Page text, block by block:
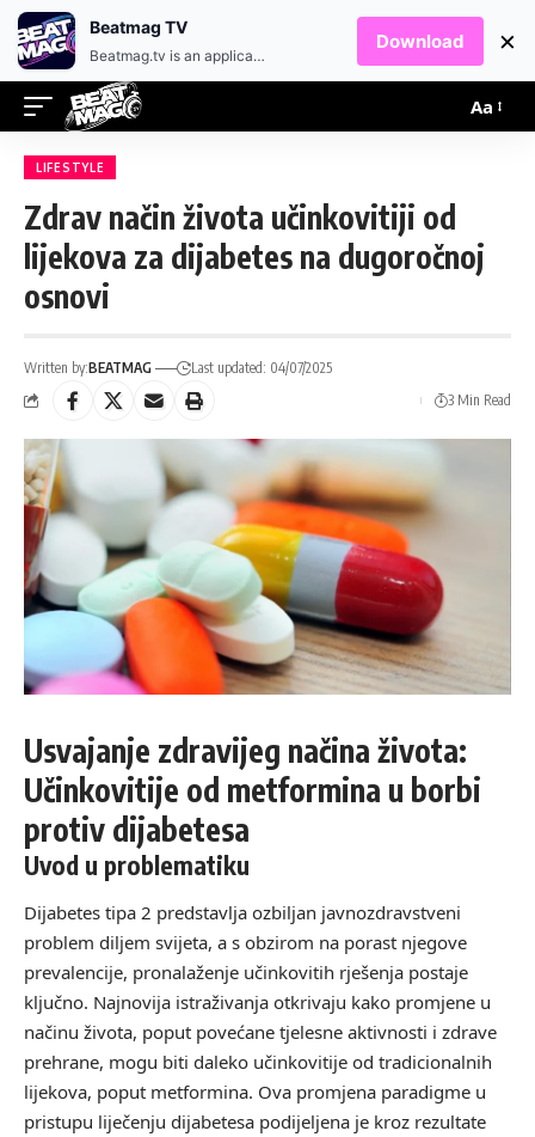
Aa
LIFESTYLE
Zdrav način života učinkovitiji od
lijekova za dijabetes na dugoročnoj
osnovi
Written by:BEATMAG
Last updated: 04/07/2025
3 Min Read
Usvajanje zdravijeg načina života:
Učinkovitije od metformina u borbi
protiv dijabetesa
Uvod u problematiku
Dijabetes tipa 2 predstavlja ozbiljan javnozdravstveni
problem diljem svijeta, a s obzirom na porast njegove
prevalencije, pronalaženje učinkovitih rješenja postaje
ključno. Najnovija istraživanja otkrivaju kako promjene u
načinu života, poput povećane tjelesne aktivnosti i zdrave
prehrane, mogu biti daleko učinkovitije od tradicionalnih
lijekova, poput metformina. Ova promjena paradigme u
pristupu liječenju dijabetesa podijeljena je kroz rezultate
Beatmag TV
Beatmag.tv is an application designed for fans of electronic music.
Download ×